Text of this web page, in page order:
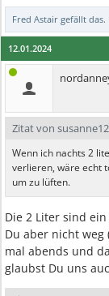
Fred Astair gefällt das.
12.01.2024
Zitat von
Wenn ich nachts 2
verlieren, wäre echt
um zu lüften.
Die 2 Liter sind
Du aber nicht weg
mal abends und
glaubst Du uns